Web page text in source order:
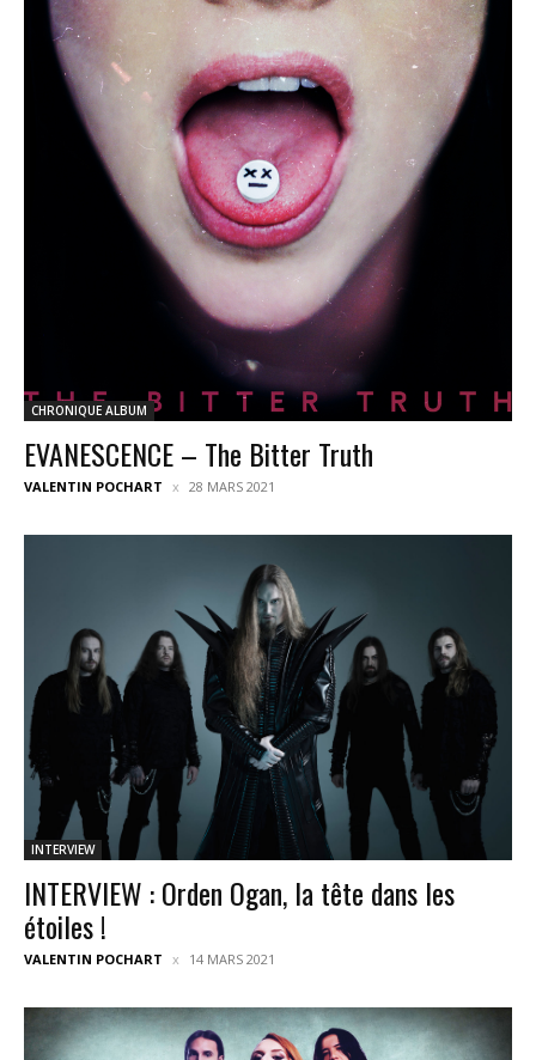
CHRONIQUE ALBUM
EVANESCENCE – The Bitter Truth
VALENTIN POCHART 28 MARS 2021
INTERVIEW
INTERVIEW : Orden Ogan, la tête dans les
étoiles !
VALENTIN POCHART 14 MARS 2021